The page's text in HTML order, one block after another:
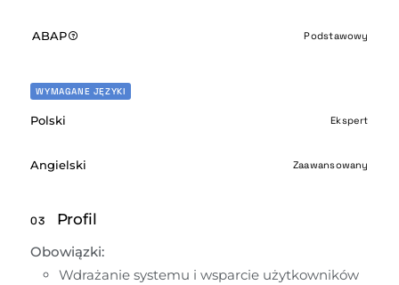
ABAP Podstawowy
WYMAGANE JĘZYKI
Polski Ekspert
Angielski Zaawansowany
03 Profil
Obowiązki:
Wdrażanie systemu i wsparcie użytkowników